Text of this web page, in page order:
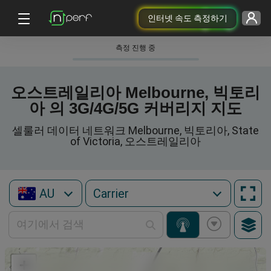
인터넷 속도 측정하기
측정 진행 중
오스트레일리아 Melbourne, 빅토리
아 의 3G/4G/5G 커버리지 지도
셀룰러 데이터 네트워크 Melbourne, 빅토리아, State
of Victoria, 오스트레일리아
AU